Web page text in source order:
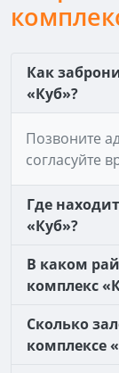
Как
«Куб»?
Позвоните
согласуйте
Где
«Куб»?
В каком
комплекс
Сколько
комплексе